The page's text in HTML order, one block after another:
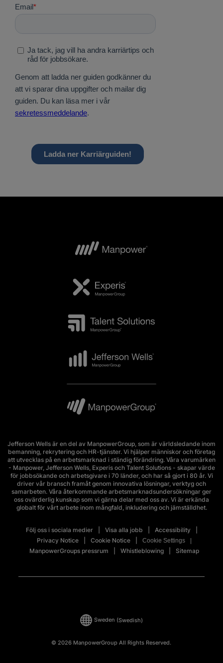
Jefferson Wells är en del av ManpowerGroup, som är världsledande inom
bemanning, rekrytering och HR-tjänster. Vi hjälper människor och företag
att utvecklas på en arbetsmarknad i ständig förändring. Våra varumärken
- Manpower, Jefferson Wells, Experis och Talent Solutions - skapar värde
för jobbsökande och arbetsgivare i 70 länder, och har så gjort i 80 år. Vi
driver vår bransch framåt genom innovativa lösningar, verktyg och
samarbeten. Våra återkommande arbetsmarknadsundersökningar ger
oss ovärderlig kunskap som vi gärna delar med oss av. Vi är erkända
globalt för vårt arbete inom mångfald, inkludering och jämställdhet.
Följ oss i sociala medier Visa alla jobb
Accessibility
Privacy Notice
Cookie Notice Cookie Settings
ManpowerGroups pressrum Whistleblowing Sitemap
© 2026 ManpowerGroup All Rights Reserved.
Sweden (Swedish)